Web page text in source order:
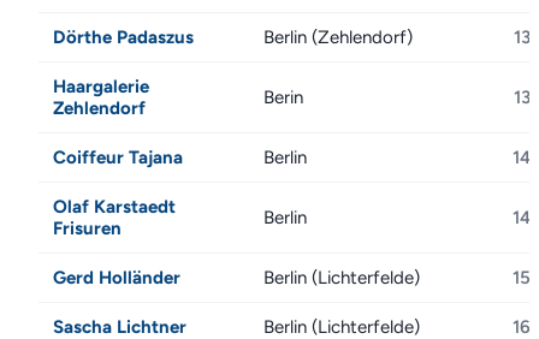
Dörthe Padaszus Berlin (Zehlendorf) 13
Haargalerie
Zehlendorf
Berin 13
Coiffeur Tajana Berlin 14
Olaf Karstaedt
Frisuren
Berlin 14
Gerd Holländer Berlin (Lichterfelde) 15
Sascha Lichtner Berlin (Lichterfelde) 16